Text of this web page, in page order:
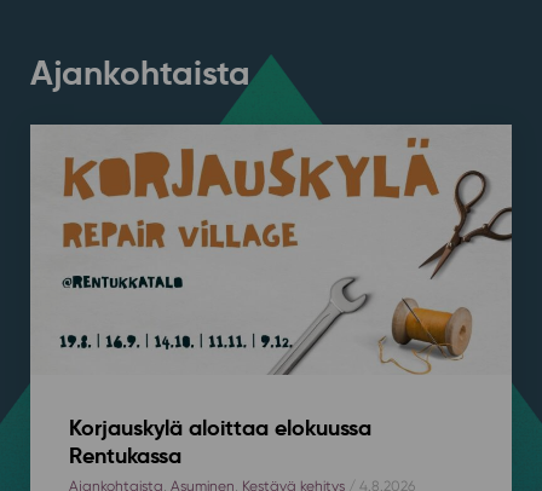
Ajankohtaista
Korjauskylä aloittaa elokuussa
Rentukassa
Ajankohtaista, Asuminen, Kestävä kehitys/ 4.8.2026